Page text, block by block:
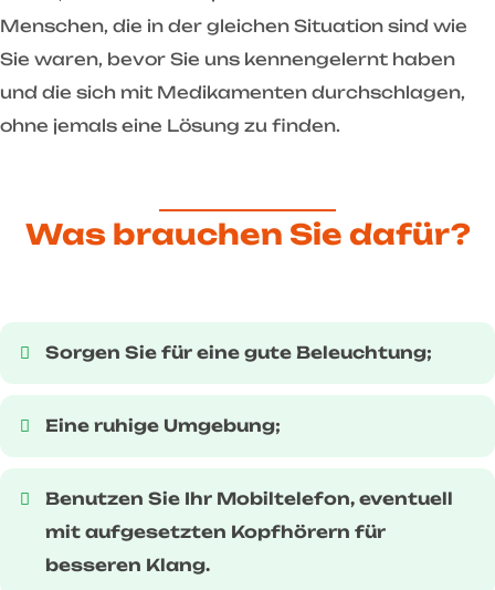
Menschen, die in der gleichen Situation sind wie
Sie waren, bevor Sie uns kennengelernt haben
und die sich mit Medikamenten durchschlagen,
ohne jemals eine Lösung zu finden.
Was brauchen Sie dafür?
Sorgen Sie für eine gute Beleuchtung;
Eine ruhige Umgebung;
Benutzen Sie Ihr Mobiltelefon, eventuell
mit aufgesetzten Kopfhörern für
besseren Klang.